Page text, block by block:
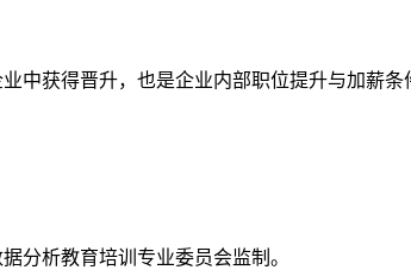
中获得晋升，也是企业内部职位提升与加薪条
分析教育培训专业委员会监制。